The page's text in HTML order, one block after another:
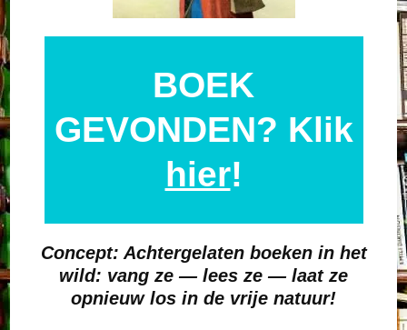
BOEK
GEVONDEN? Klik
hier!
Concept: Achtergelaten boeken in het
wild: vang ze — lees ze — laat ze
opnieuw los in de vrije natuur!